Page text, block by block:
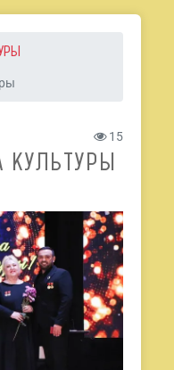
15
КУЛЬТУРЫ